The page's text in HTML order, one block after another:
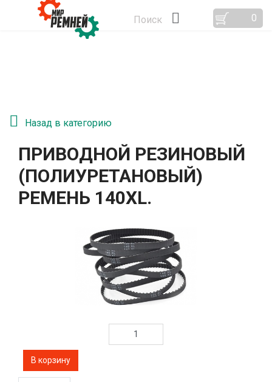
Поиск 0
Назад в категорию
ПРИВОДНОЙ РЕЗИНОВЫЙ
(ПОЛИУРЕТАНОВЫЙ)
РЕМЕНЬ 140XL.